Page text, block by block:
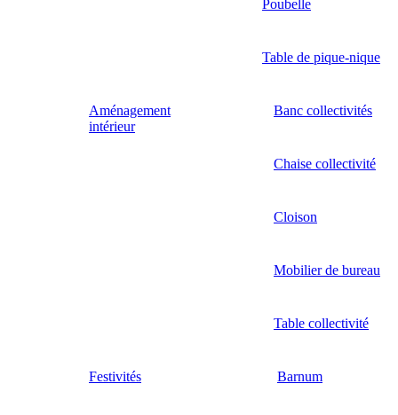
Poubelle
Table de pique-nique
Aménagement
intérieur
Banc collectivités
Chaise collectivité
Cloison
Mobilier de bureau
Table collectivité
Festivités Barnum